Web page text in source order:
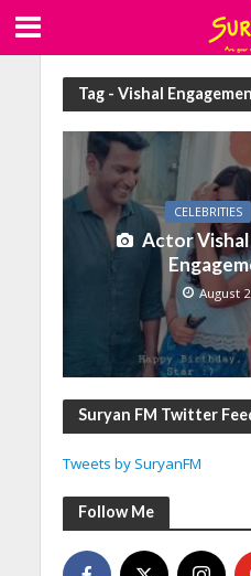
Tag - Vishal
CELEBRITIES
Actor Vishal
August
Suryan FM Twitter
Tweets by SuryanFM
Follow Me